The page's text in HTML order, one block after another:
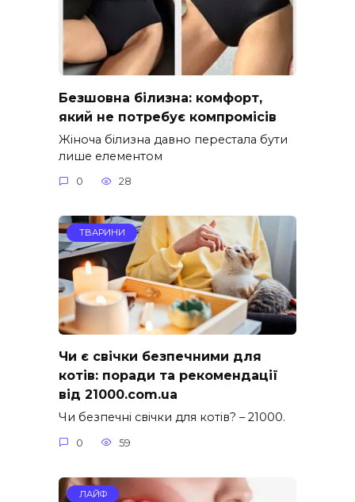
Безшовна білизна: комфорт,
який не потребує компромісів
Жіноча білизна давно перестала бути
лише елементом
0 28
ТВАРИНИ
Чи є свічки безпечними для
котів: поради та рекомендації
від 21000.com.ua
Чи безпечні свічки для котів? – 21000.
0 59
ЛАЙФ